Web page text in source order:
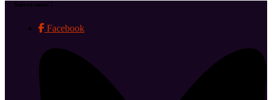
Suivez-nous !
Facebook